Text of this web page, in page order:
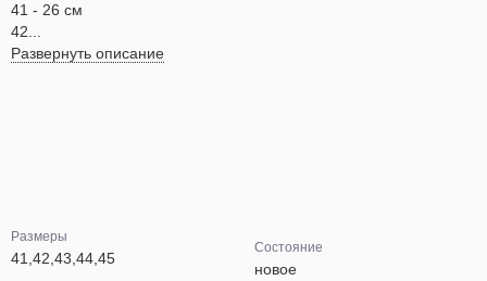
41 - 26 см
42...
Развернуть описание
Размеры
41,42,43,44,45
Состояние
новое